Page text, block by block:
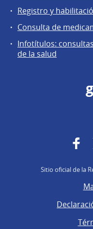
Registro y
Consulta de
Infotítulos:
de la salud
Sitio oficial de la